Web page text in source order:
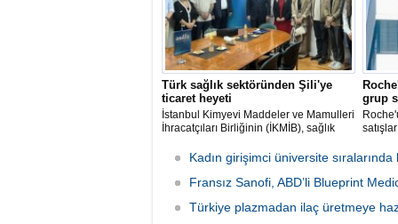
Türk sağlık sektöründen Şili'ye
ticaret heyeti
İstanbul Kimyevi Maddeler ve Mamulleri
İhracatçıları Birliğinin (İKMİB), sağlık
gerçekleştirdiği ticaret heyeti
organizasyonuna tıbbi cihaz, ilaç ve
dental sektörlerinden 10 firma katıldı.
grup
ulaştı.
Kadın girişimci üniversite
Fransız Sanofi, ABD’li Blueprint
Türkiye plazmadan ilaç üretmeye